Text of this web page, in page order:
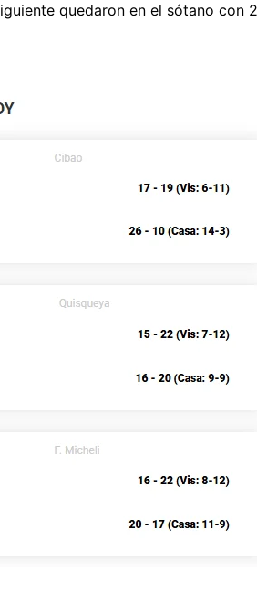
quedaron en el sótano con